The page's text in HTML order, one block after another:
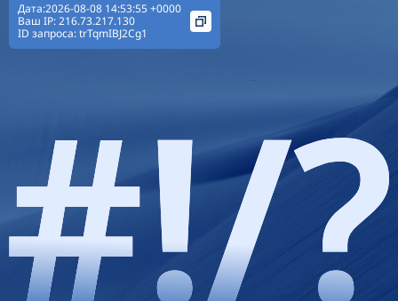
Дата:2026-08-08 14:53:55 +0000
Ваш IP:216.73.217.130
ID запроса:trTqmIBJ2Cg1